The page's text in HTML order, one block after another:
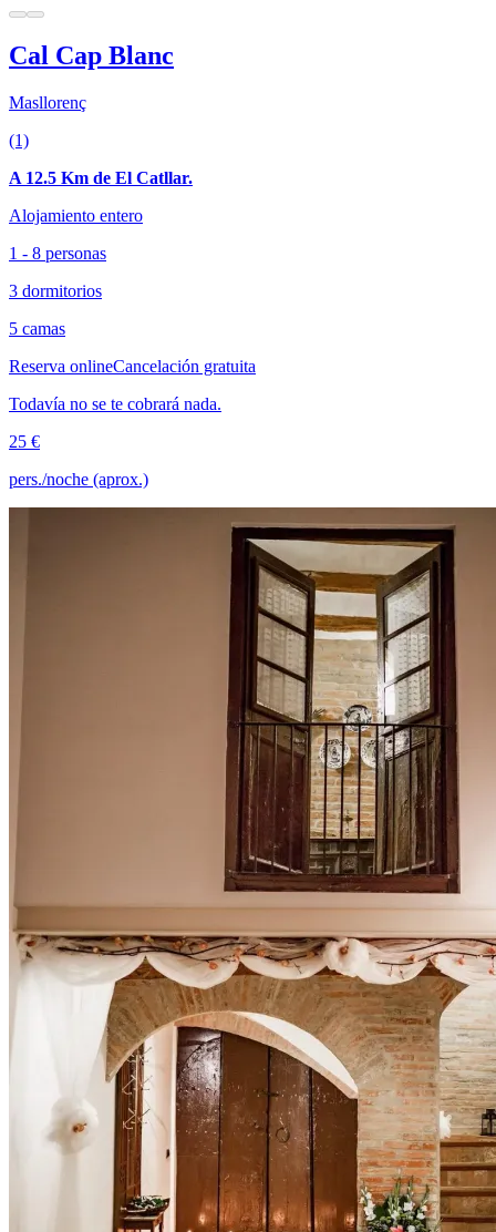
Cal Cap Blanc
Masllorenç
(1)
A 12.5 Km de El Catllar.
Alojamiento entero
1 - 8 personas
3 dormitorios
5 camas
Reserva onlineCancelación gratuita
Todavía no se te cobrará nada.
25 €
pers./noche (aprox.)